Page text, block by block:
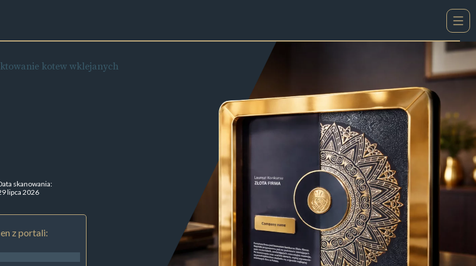
kotew wklejanych
skanowania:
lipca 2026
z portali: